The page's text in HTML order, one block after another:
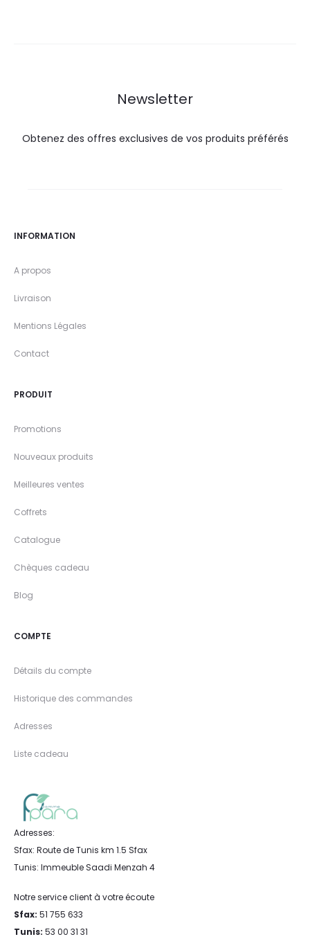
Newsletter
Obtenez des offres exclusives de vos produits préférés
INFORMATION
A propos
Livraison
Mentions Légales
Contact
PRODUIT
Promotions
Nouveaux produits
Meilleures ventes
Coffrets
Catalogue
Chèques cadeau
Blog
COMPTE
Détails du compte
Historique des commandes
Adresses
Liste cadeau
Adresses:
Sfax: Route de Tunis km 1.5 Sfax
Tunis: Immeuble Saadi Menzah 4
Notre service client à votre écoute
Sfax: 51 755 633
Tunis: 53 00 31 31